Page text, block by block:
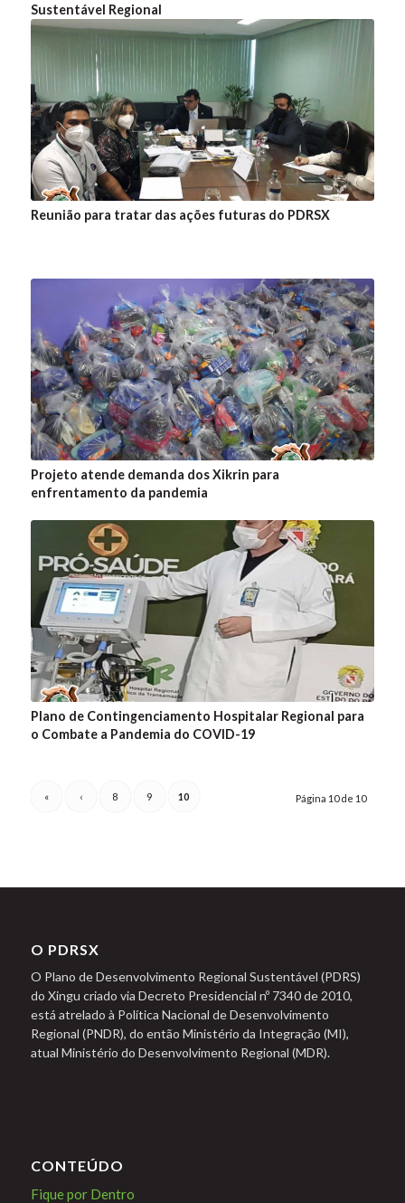
Sustentável Regional
Reunião para tratar das ações futuras do PDRSX
Projeto atende demanda dos Xikrin para
enfrentamento da pandemia
Plano de Contingenciamento Hospitalar Regional para
o Combate a Pandemia do COVID-19
Página 10 de 10
« ‹ 8 9 10
O PDRSX
O Plano de Desenvolvimento Regional Sustentável (PDRS)
do Xingu criado via Decreto Presidencial nº 7340 de 2010,
está atrelado à Política Nacional de Desenvolvimento
Regional (PNDR), do então Ministério da Integração (MI),
atual Ministério do Desenvolvimento Regional (MDR).
CONTEÚDO
Fique por Dentro